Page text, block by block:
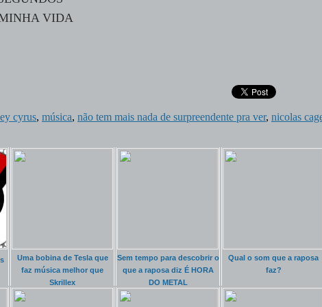
VIDA
cyrus, música, não tem mais nada de surpreendente pra ver, nicolas
Uma bobina de Tesla que
faz música melhor que
Skrillex
Sem tempo para descobrir o
que a raposa diz É HORA
DO METAL
Qual o som que a raposa
faz?